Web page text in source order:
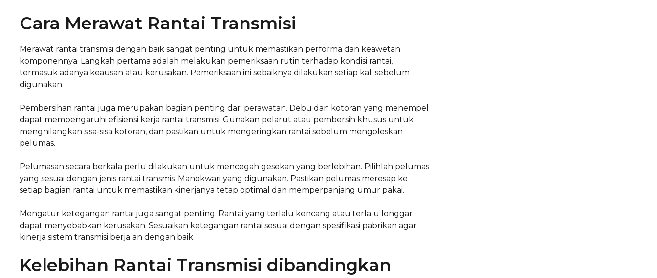
Cara Merawat Rantai Transmisi
Merawat rantai transmisi dengan baik sangat penting untuk memastikan performa dan keawetan
komponennya. Langkah pertama adalah melakukan pemeriksaan rutin terhadap kondisi rantai,
termasuk adanya keausan atau kerusakan. Pemeriksaan ini sebaiknya dilakukan setiap kali sebelum
digunakan.
Pembersihan rantai juga merupakan bagian penting dari perawatan. Debu dan kotoran yang menempel
dapat mempengaruhi efisiensi kerja rantai transmisi. Gunakan pelarut atau pembersih khusus untuk
menghilangkan sisa-sisa kotoran, dan pastikan untuk mengeringkan rantai sebelum mengoleskan
pelumas.
Pelumasan secara berkala perlu dilakukan untuk mencegah gesekan yang berlebihan. Pilihlah pelumas
yang sesuai dengan jenis rantai transmisi Manokwari yang digunakan. Pastikan pelumas meresap ke
setiap bagian rantai untuk memastikan kinerjanya tetap optimal dan memperpanjang umur pakai.
Mengatur ketegangan rantai juga sangat penting. Rantai yang terlalu kencang atau terlalu longgar
dapat menyebabkan kerusakan. Sesuaikan ketegangan rantai sesuai dengan spesifikasi pabrikan agar
kinerja sistem transmisi berjalan dengan baik.
Kelebihan Rantai Transmisi dibandingkan